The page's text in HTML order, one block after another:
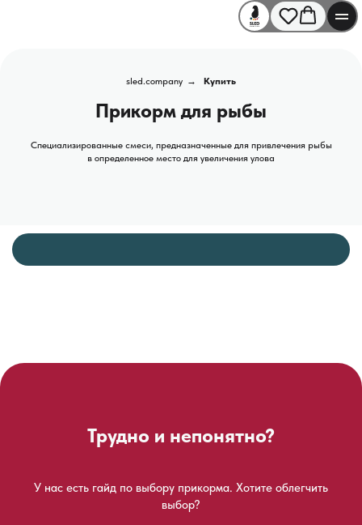
sled.company → Купить
Прикорм для рыбы
Специализированные смеси, предназначенные для привлечения рыбы
в определенное место для увеличения улова
Трудно и непонятно?
У нас есть гайд по выбору прикорма. Хотите облегчить
выбор?